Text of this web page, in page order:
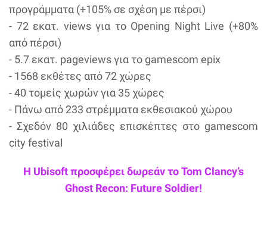
προγράμματα (+105% σε σχέση με πέρσι)
- 72 εκατ. views για το Opening Night Live (+80%
από πέρσι)
- 5.7 εκατ. pageviews για το gamescom epix
- 1568 εκθέτες από 72 χώρες
- 40 τομείς χωρών για 35 χώρες
- Πάνω από 233 στρέμματα εκθεσιακού χώρου
- Σχεδόν 80 χιλιάδες επισκέπτες στο gamescom
city festival
Η Ubisoft προσφέρει δωρεάν το Tom Clancy’s
Ghost Recon: Future Soldier!